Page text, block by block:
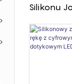
Silikonu
Wygodny